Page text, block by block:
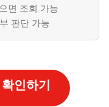
면 조회 가능
판단 가능
인하기